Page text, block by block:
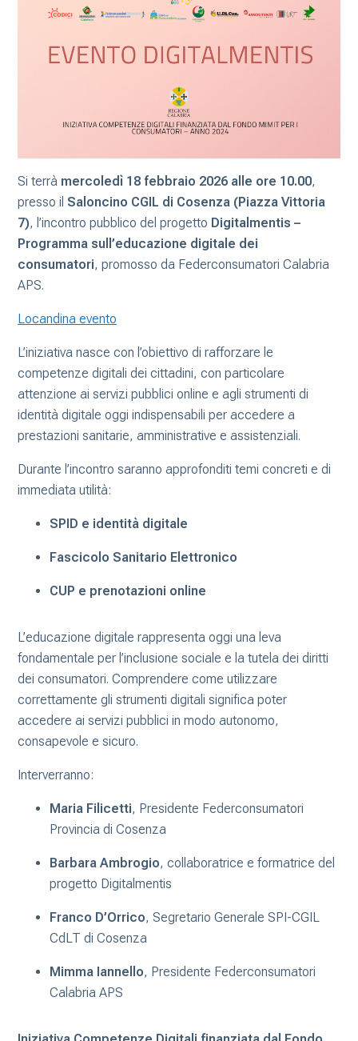
Si terrà mercoledì 18 febbraio 2026 alle ore 10.00,
presso il Saloncino CGIL di Cosenza (Piazza Vittoria
7), l’incontro pubblico del progetto Digitalmentis –
Programma sull’educazione digitale dei
consumatori, promosso da Federconsumatori Calabria
APS.
Locandina evento
L’iniziativa nasce con l’obiettivo di rafforzare le
competenze digitali dei cittadini, con particolare
attenzione ai servizi pubblici online e agli strumenti di
identità digitale oggi indispensabili per accedere a
prestazioni sanitarie, amministrative e assistenziali.
Durante l’incontro saranno approfonditi temi concreti e di
immediata utilità:
SPID e identità digitale
Fascicolo Sanitario Elettronico
CUP e prenotazioni online
L’educazione digitale rappresenta oggi una leva
fondamentale per l’inclusione sociale e la tutela dei diritti
dei consumatori. Comprendere come utilizzare
correttamente gli strumenti digitali significa poter
accedere ai servizi pubblici in modo autonomo,
consapevole e sicuro.
Interverranno:
Maria Filicetti, Presidente Federconsumatori
Provincia di Cosenza
Barbara Ambrogio, collaboratrice e formatrice del
progetto Digitalmentis
Franco D’Orrico, Segretario Generale SPI-CGIL
CdLT di Cosenza
Mimma Iannello, Presidente Federconsumatori
Calabria APS